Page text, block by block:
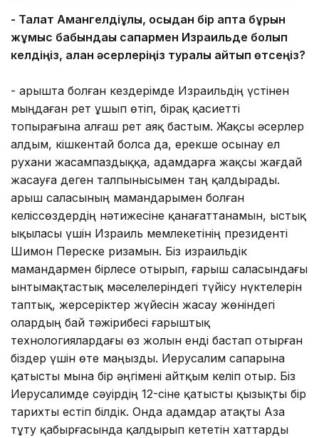
- Талғат Амангелдіұлы, осыдан бір апта бұрын
жұмыс бабындағы сапармен Израильде болып
келдіңіз, алған әсерлеріңіз туралы айтып өтсеңіз?
- Ғарышта болған кездерімде Израильдің үстінен
мыңдаған рет ұшып өтіп, бірақ қасиетті
топырағына алғаш рет аяқ бастым. Жақсы әсерлер
алдым, кішкентай болса да, ерекше осынау ел
рухани жасампаздыққа, адамдарға жақсы жағдай
жасауға деген талпынысымен таң қалдырады.
Ғарыш саласының мамандарымен болған
келіссөздердің нәтижесіне қанағаттанамын, ыстық
ықыласы үшін Израиль мемлекетінің президенті
Шимон Переске ризамын. Біз израильдік
мамандармен бірлесе отырып, ғарыш саласындағы
ынтымақтастық мәселелеріндегі түйісу нүктелерін
таптық, жерсеріктер жүйесін жасау жөніндегі
олардың бай тәжірибесі ғарыштық
технологиялардағы өз жолын енді бастап отырған
біздер үшін өте маңызды. Иерусалим сапарына
қатысты мына бір әңгімені айтқым келіп отыр. Біз
Иерусалимде сәуірдің 12-сіне қатысты қызықты бір
тарихты естіп білдік. Онда адамдар атақты Аза
тұту қабырғасында қалдырып кететін хаттарды